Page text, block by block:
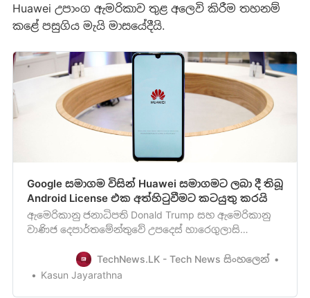
Huawei උපාංග ඇමරිකාව තුළ අලෙවි කිරීම තහනම්
කළේ පසුගිය මැයි මාසයේදීයි.
Google සමාගම විසින් Huawei සමාගමට ලබා දී තිබූ
Android License එක අත්හිටුවීමට කටයුතු කරයි
ඇමෙරිකානු ජනාධිපති Donald Trump සහ ඇමෙරිකානු
වාණිජ දෙපාර්තමේන්තුවේ උපදෙස් හාරෙගුලාසි
සමාගම[https://en.wikipedia.org/wiki/Huawei] ඇතුළු
තවත් ආයතන 70ක් සමඟින් සිදු කළ වෙළඳකටයුතු
TechNews.LK - Tech News සිංහලෙන්
Kasun Jayarathna